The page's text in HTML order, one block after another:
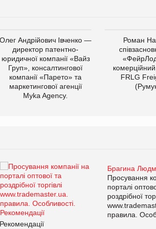
Олег Андрійович Івченко —
директор патентно-
юридичної компанії «Вайз
Груп», консалтингової
компанії «Парето» та
маркетингової агенції
Myka Agency.
Роман
FRLG
Брагина
Просування
порталі
роздрібної
правила.
Рекомендації